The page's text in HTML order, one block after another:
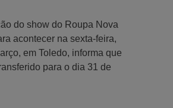
do show do Roupa Nova
acontecer na sexta-feira,
em Toledo, informa que
para o dia 31 de